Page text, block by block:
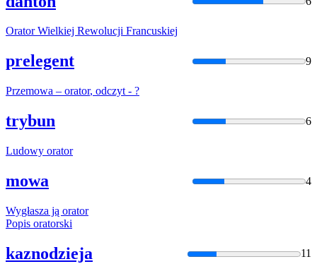
OratorWielkiej Rewolucji Francuskiej
prelegent 9
Przemowa – orator, odczyt - ?
trybun 6
Ludowy orator
mowa 4
Wygłasza ją orator
Popis oratorski
kaznodzieja 11